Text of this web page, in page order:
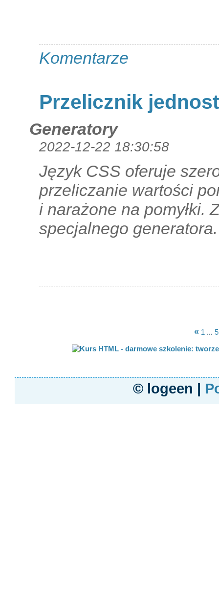
Komentarze
Przelicznik
Generatory
2022-12-22 18:30:58
Język CSS oferuje
przeliczanie wartości
i narażone na pomyłki.
specjalnego generatora.
« 1 ... 5
© logeen |